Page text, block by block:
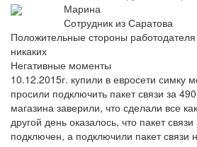
Марина
Сотрудник из Саратова
Положительные стороны работодателя
никаких
Негативные моменты
10.12.2015г. купили в евросети симку
просили подключить пакет связи за
магазина заверили, что сделали все
другой день оказалось, что пакет
подключен, а подключили пакет связи